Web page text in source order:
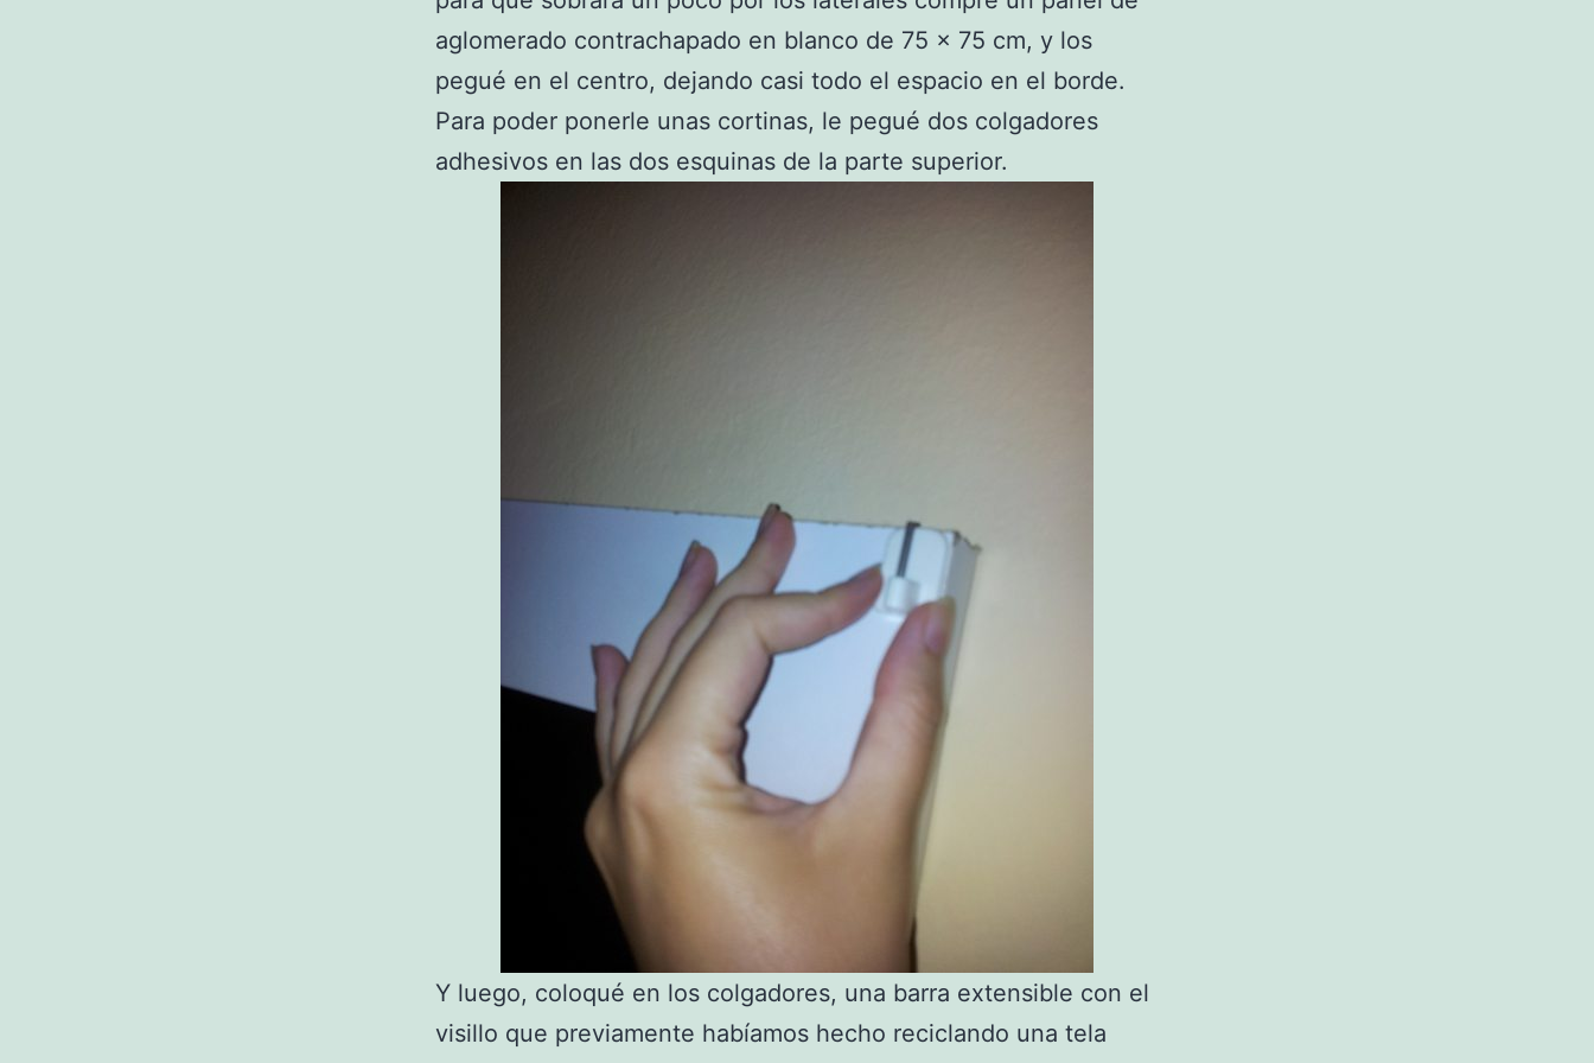
aglomerado contrachapado en blanco de 75 x 75 cm, y los
pegué en el centro, dejando casi todo el espacio en el borde.
Para poder ponerle unas cortinas, le pegué dos colgadores
adhesivos en las dos esquinas de la parte superior.
Y luego, coloqué en los colgadores, una barra extensible con el
visillo que previamente habíamos hecho reciclando una tela